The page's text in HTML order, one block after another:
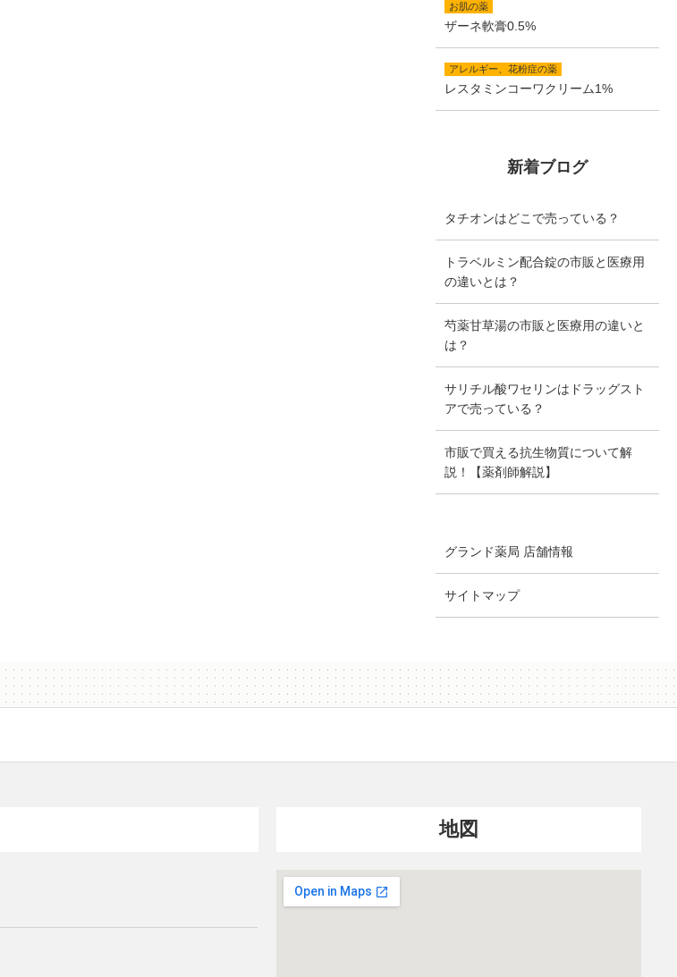
お肌の薬
ザーネ軟膏0.5%
アレルギー、花粉症の薬
レスタミンコーワクリーム1%
新着ブログ
タチオンはどこで売っている？
トラベルミン配合錠の市販と医療用
の違いとは？
芍薬甘草湯の市販と医療用の違いと
は？
サリチル酸ワセリンはドラッグスト
アで売っている？
市販で買える抗生物質について解
説！【薬剤師解説】
グランド薬局 店舗情報
サイトマップ
地図